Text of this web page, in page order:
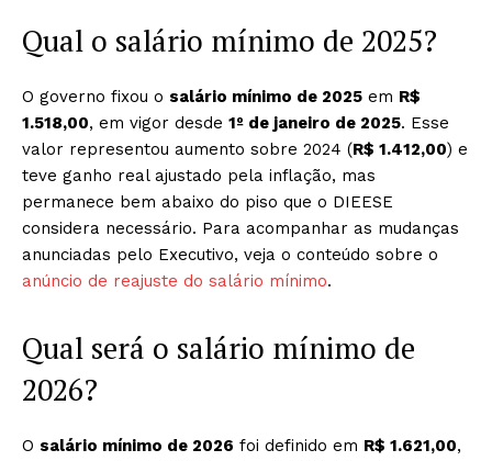
Qual o salário mínimo de 2025?
O governo fixou o salário mínimo de 2025 em R$
1.518,00, em vigor desde 1º de janeiro de 2025. Esse
valor representou aumento sobre 2024 (R$ 1.412,00) e
teve ganho real ajustado pela inflação, mas
permanece bem abaixo do piso que o DIEESE
considera necessário. Para acompanhar as mudanças
anunciadas pelo Executivo, veja o conteúdo sobre o
anúncio de reajuste do salário mínimo.
Qual será o salário mínimo de
2026?
O salário mínimo de 2026 foi definido em R$ 1.621,00,